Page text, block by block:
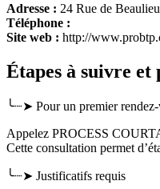
Adresse : 24 Rue de
Téléphone :
Site web : http://
Étapes à suivre et
╰┈➤ Pour un premier
Appelez PROCESS
Cette consultation permet
╰┈➤ Justificatifs requis